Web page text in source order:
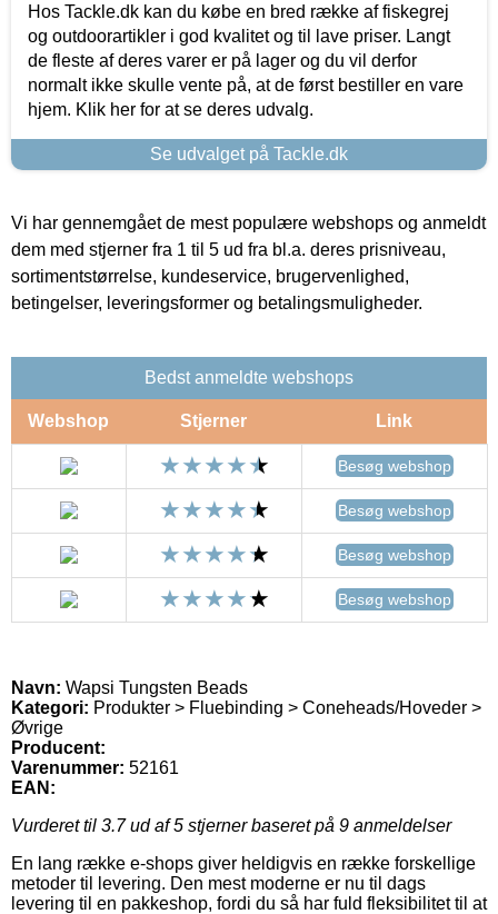
Hos Tackle.dk kan du købe en bred række af fiskegrej
og outdoorartikler i god kvalitet og til lave priser. Langt
de fleste af deres varer er på lager og du vil derfor
normalt ikke skulle vente på, at de først bestiller en vare
hjem. Klik her for at se deres udvalg.
Se udvalget på Tackle.dk
Vi har gennemgået de mest populære webshops og anmeldt
dem med stjerner fra 1 til 5 ud fra bl.a. deres prisniveau,
sortimentstørrelse, kundeservice, brugervenlighed,
betingelser, leveringsformer og betalingsmuligheder.
Bedst anmeldte webshops
Webshop Stjerner Link
Besøg webshop
Besøg webshop
Besøg webshop
Besøg webshop
Navn: Wapsi Tungsten Beads
Kategori: Produkter > Fluebinding > Coneheads/Hoveder >
Øvrige
Producent:
Varenummer: 52161
EAN:
Vurderet til 3.7ud af 5 stjerner baseret på 9 anmeldelser
En lang række e-shops giver heldigvis en række forskellige
metoder til levering. Den mest moderne er nu til dags
levering til en pakkeshop, fordi du så har fuld fleksibilitet til at